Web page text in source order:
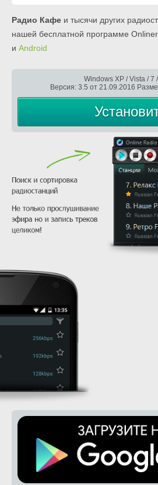
Радио Кафе и тысячи других
нашей бесплатной программе
и Android
Windows XP / Vista / 7
Версия: 3.5 от 21.09.2016